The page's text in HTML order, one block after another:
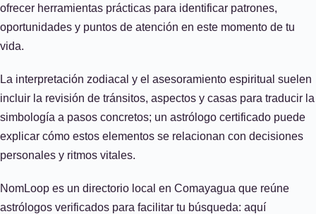
ofrecer herramientas prácticas para identificar patrones,
oportunidades y puntos de atención en este momento de tu
vida.
La interpretación zodiacal y el asesoramiento espiritual suelen
incluir la revisión de tránsitos, aspectos y casas para traducir la
simbología a pasos concretos; un astrólogo certificado puede
explicar cómo estos elementos se relacionan con decisiones
personales y ritmos vitales.
NomLoop es un directorio local en Comayagua que reúne
astrólogos verificados para facilitar tu búsqueda: aquí